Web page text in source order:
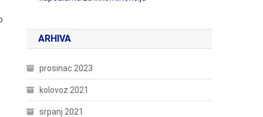
ARHIVA
prosinac 2023
kolovoz 2021
srpanj 2021